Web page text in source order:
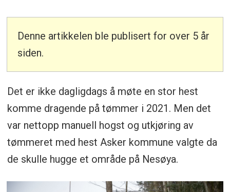
Denne artikkelen ble publisert for over 5 år
siden.
Det er ikke dagligdags å møte en stor hest
komme dragende på tømmer i 2021. Men det
var nettopp manuell hogst og utkjøring av
tømmeret med hest Asker kommune valgte da
de skulle hugge et område på Nesøya.